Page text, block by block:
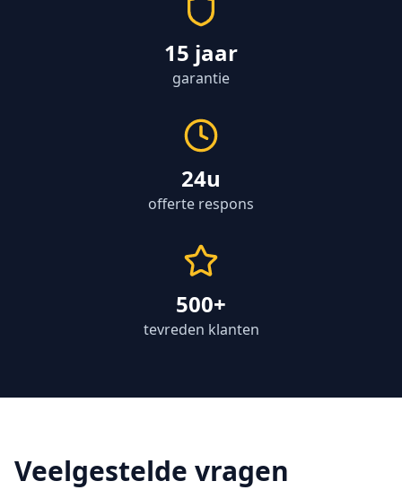
15 jaar
garantie
24u
offerte respons
500+
tevreden klanten
Veelgestelde vragen